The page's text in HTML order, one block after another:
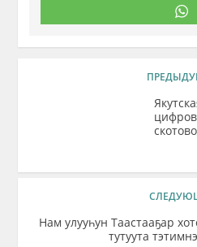
Нам улууһун Таастааҕар
тутуута